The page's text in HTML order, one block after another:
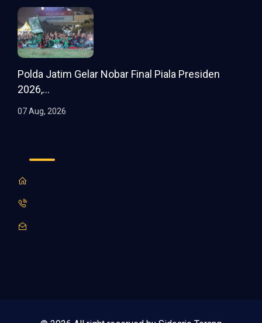
Polda Jatim Gelar Nobar Final Piala Presiden
2026,...
07 Aug, 2026